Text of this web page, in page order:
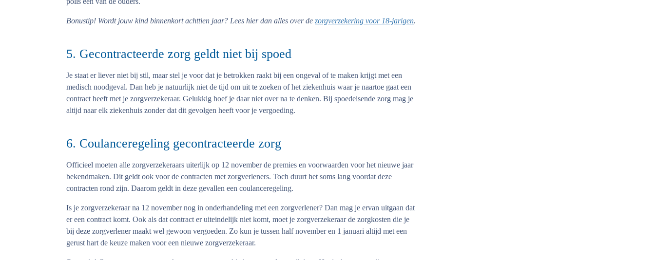
Bonustip! Wordt jouw kind binnenkort achttien jaar? Lees hier dan alles over de zorgverzekering voor 18-jarigen.
5. Gecontracteerde zorg geldt niet bij spoed
Je staat er liever niet bij stil, maar stel je voor dat je betrokken raakt bij een ongeval of te maken krijgt met een
medisch noodgeval. Dan heb je natuurlijk niet de tijd om uit te zoeken of het ziekenhuis waar je naartoe gaat een
contract heeft met je zorgverzekeraar. Gelukkig hoef je daar niet over na te denken. Bij spoedeisende zorg mag je
altijd naar elk ziekenhuis zonder dat dit gevolgen heeft voor je vergoeding.
6. Coulanceregeling gecontracteerde zorg
Officieel moeten alle zorgverzekeraars uiterlijk op 12 november de premies en voorwaarden voor het nieuwe jaar
bekendmaken. Dit geldt ook voor de contracten met zorgverleners. Toch duurt het soms lang voordat deze
contracten rond zijn. Daarom geldt in deze gevallen een coulanceregeling.
Is je zorgverzekeraar na 12 november nog in onderhandeling met een zorgverlener? Dan mag je ervan uitgaan dat
er een contract komt. Ook als dat contract er uiteindelijk niet komt, moet je zorgverzekeraar de zorgkosten die je
bij deze zorgverlener maakt wel gewoon vergoeden. Zo kun je tussen half november en 1 januari altijd met een
gerust hart de keuze maken voor een nieuwe zorgverzekeraar.